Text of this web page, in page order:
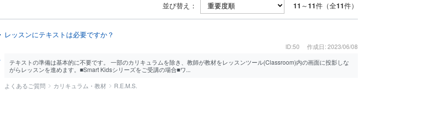
並び替え： 11 ～ 11件（全11件）
レッスンにテキストは必要ですか？
ID:50
作成日: 2023/06/08
テキストの準備は基本的に不要です。 一部のカリキュラムを除き、教師が教材をレッスンツール(Classroom)内の画面に投影しな
がらレッスンを進めます。■Smart Kidsシリーズをご受講の場合■ワ...
よくあるご質問
カリキュラム・教材 R.E.M.S.